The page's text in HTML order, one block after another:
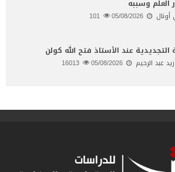
العلم وسببه
05/08/2026
التجديدية عند الأستاذ فتح الله كولن
عبد الرحيم 05/08/2026